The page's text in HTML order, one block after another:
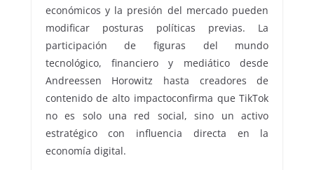
económicos y la presión del mercado pueden
modificar posturas políticas previas. La
participación de figuras del mundo
tecnológico, financiero y mediático desde
Andreessen Horowitz hasta creadores de
contenido de alto impactoconfirma que TikTok
no es solo una red social, sino un activo
estratégico con influencia directa en la
economía digital.